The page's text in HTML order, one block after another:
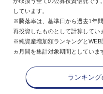
しています。
※騰落率は、基準日から過去1年
再投資したものとして計算してい
※純資産増加額ランキングと
ヵ月間を集計対象期間としていま
ランキン